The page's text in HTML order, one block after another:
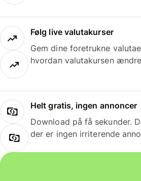
Følg live valutakurser
Gem dine foretrukne
hvordan valutakursen
Helt gratis, ingen annoncer
Download på få sekunder.
der er ingen irriterende